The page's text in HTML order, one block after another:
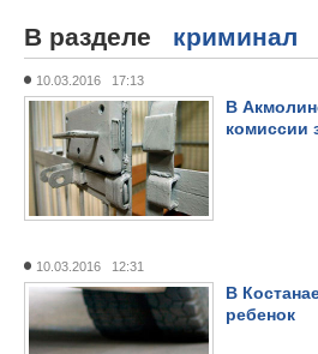
В разделе криминал
10.03.2016 17:13
В
комиссии
10.03.2016 12:31
В
ребенок